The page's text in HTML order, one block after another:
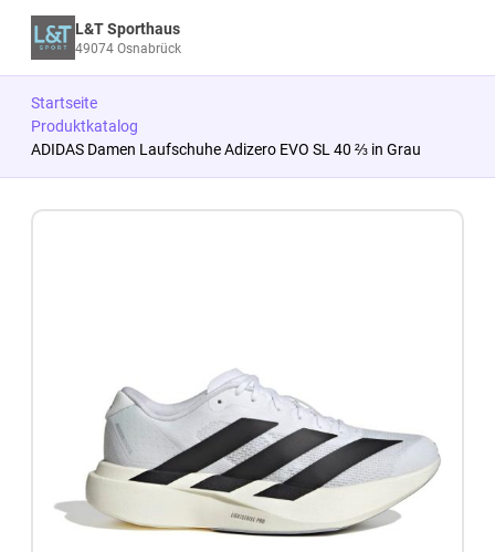
L&T Sporthaus
49074 Osnabrück
Startseite
Produktkatalog
ADIDAS Damen Laufschuhe Adizero EVO SL 40 ⅔ in Grau